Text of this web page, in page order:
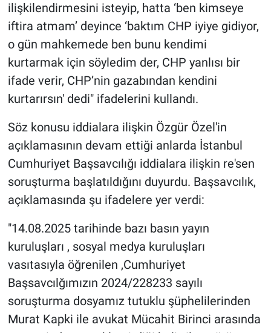
ilişkilendirmesini isteyip, hatta ‘ben kimseye
iftira atmam’ deyince ‘baktım CHP iyiye gidiyor,
o gün mahkemede ben bunu kendimi
kurtarmak için söyledim der, CHP yanlısı bir
ifade verir, CHP’nin gazabından kendini
kurtarırsın' dedi" ifadelerini kullandı.
Söz konusu iddialara ilişkin Özgür Özel'in
açıklamasının devam ettiği anlarda İstanbul
Cumhuriyet Başsavcılığı iddialara ilişkin re'sen
soruşturma başlatıldığını duyurdu. Başsavcılık,
açıklamasında şu ifadelere yer verdi:
"14.08.2025 tarihinde bazı basın yayın
kuruluşları , sosyal medya kuruluşları
vasıtasıyla öğrenilen ,Cumhuriyet
Başsavcılğımızın 2024/228233 sayılı
soruşturma dosyamız tutuklu şüphelilerinden
Murat Kapki ile avukat Mücahit Birinci arasında